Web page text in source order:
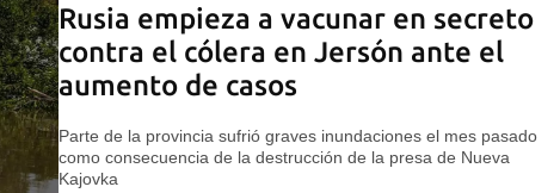
Rusia empieza a vacunar en secreto
contra el cólera en Jersón ante el
aumento de casos
Parte de la provincia sufrió graves inundaciones el mes pasado
como consecuencia de la destrucción de la presa de Nueva
Kajovka